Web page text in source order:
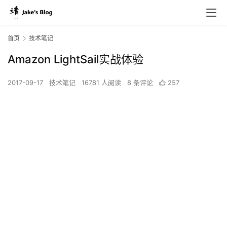
首页 技术笔记
Amazon LightSail实战体验
2017-09-17 技术笔记 16781 人阅读 8 条评论 257